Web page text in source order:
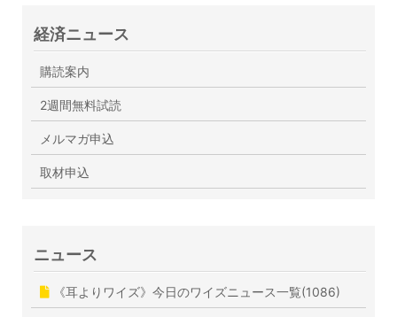
経済ニュース
購読案内
2週間無料試読
メルマガ申込
取材申込
ニュース
《耳よりワイズ》今日のワイズニュース一覧(1086)